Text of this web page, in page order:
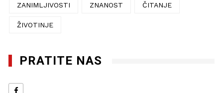
ZANIMLJIVOSTI ZNANOST ČITANJE
ŽIVOTINJE
PRATITE NAS